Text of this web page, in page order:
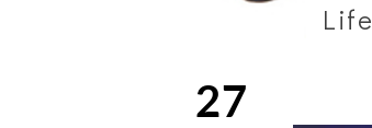
Life
27